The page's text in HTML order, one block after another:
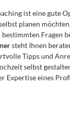
ist eine gute
planen
Fragen
steht Ihnen
Tipps und
selbst
Expertise eines